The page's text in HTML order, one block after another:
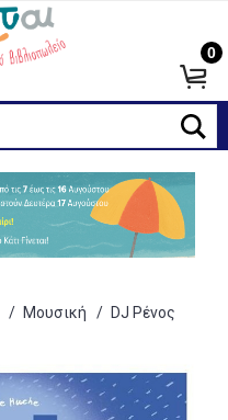
0
/ Μουσική / DJ Ρένος